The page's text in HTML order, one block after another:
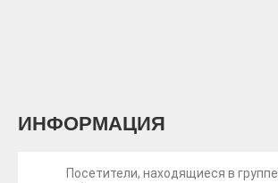
ИНФОРМАЦИЯ
Посетители, находящиеся в группе